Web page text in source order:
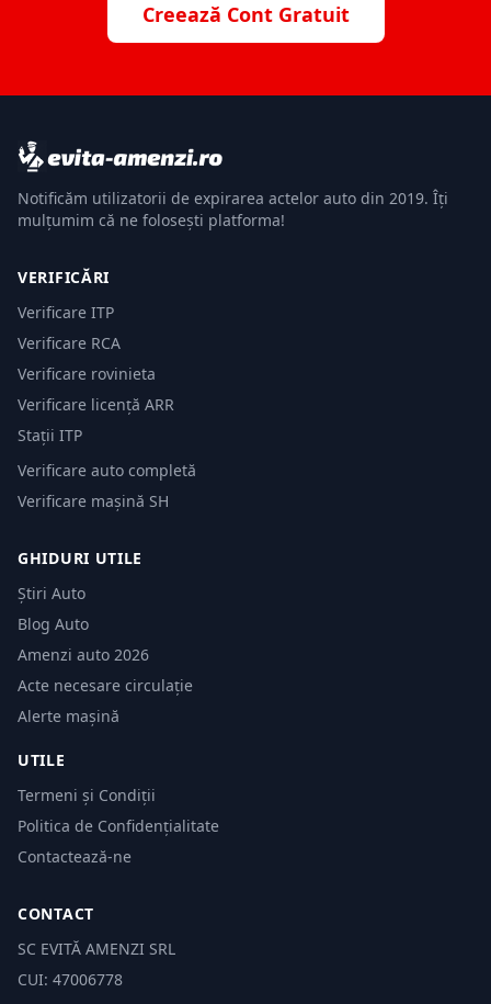
Creează Cont Gratuit
Notificăm utilizatorii de expirarea actelor auto din 2019. Îți
mulțumim că ne folosești platforma!
VERIFICĂRI
Verificare ITP
Verificare RCA
Verificare rovinieta
Verificare licență ARR
Stații ITP
Verificare auto completă
Verificare mașină SH
GHIDURI UTILE
Știri Auto
Blog Auto
Amenzi auto 2026
Acte necesare circulație
Alerte mașină
UTILE
Termeni și Condiții
Politica de Confidențialitate
Contactează-ne
CONTACT
SC EVITĂ AMENZI SRL
CUI: 47006778